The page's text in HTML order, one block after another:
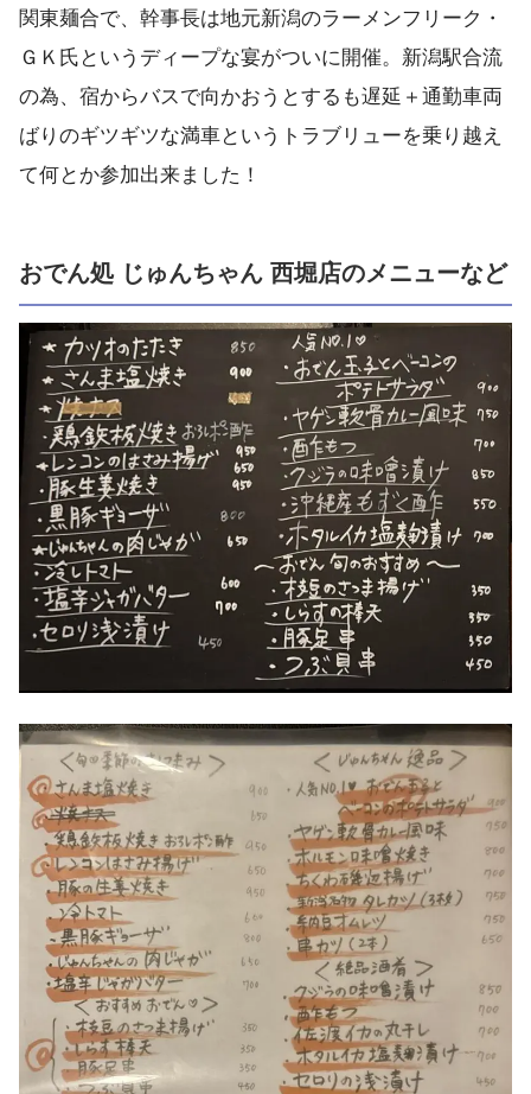
関東麺合で、幹事長は地元新潟のラーメンフリーク・
ＧＫ氏というディープな宴がついに開催。新潟駅合流
の為、宿からバスで向かおうとするも遅延＋通勤車両
ばりのギツギツな満車というトラブリューを乗り越え
て何とか参加出来ました！
おでん処 じゅんちゃん 西堀店のメニューなど